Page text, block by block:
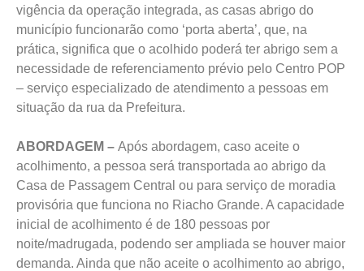
vigência da operação integrada, as casas abrigo do
município funcionarão como ‘porta aberta’, que, na
prática, significa que o acolhido poderá ter abrigo sem a
necessidade de referenciamento prévio pelo Centro POP
– serviço especializado de atendimento a pessoas em
situação da rua da Prefeitura.
ABORDAGEM – Após abordagem, caso aceite o
acolhimento, a pessoa será transportada ao abrigo da
Casa de Passagem Central ou para serviço de moradia
provisória que funciona no Riacho Grande. A capacidade
inicial de acolhimento é de 180 pessoas por
noite/madrugada, podendo ser ampliada se houver maior
demanda. Ainda que não aceite o acolhimento ao abrigo,